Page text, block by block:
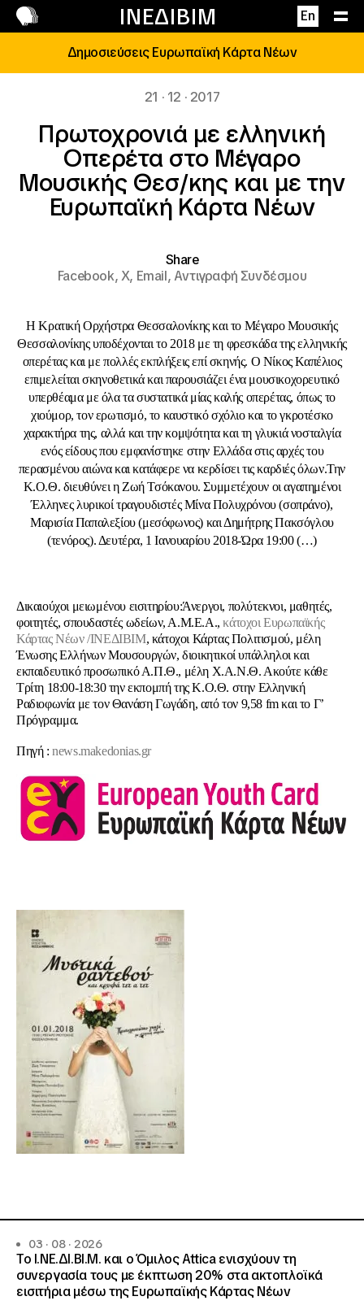
ΙΝΕΔΙΒΙΜ En
Επικοινωνία
Δημοσιεύσεις Ευρωπαϊκή Κάρτα Νέων
21 · 12 · 2017
Πρωτοχρονιά με ελληνική
Οπερέτα στο Μέγαρο
Μουσικής Θεσ/κης και με την
Ευρωπαϊκή Κάρτα Νέων
Share
Facebook,X, Email,Αντιγραφή Συνδέσμου
Η Κρατική Ορχήστρα Θεσσαλονίκης και το Μέγαρο Μουσικής
Θεσσαλονίκηςυποδέχονται το 2018 με τη φρεσκάδα της ελληνικής
οπερέτας και με πολλές εκπλήξεις επί σκηνής. Ο Νίκος Καπέλιος
επιμελείται σκηνοθετικά και παρουσιάζει ένα μουσικοχορευτικό
υπερθέαμα με όλα τα συστατικά μίας καλής οπερέτας, όπως το
χιούμορ, τον ερωτισμό, το καυστικό σχόλιο και το γκροτέσκο
χαρακτήρα της, αλλά και την κομψότητα και τη γλυκιά νοσταλγία
ενός είδους που εμφανίστηκε στην Ελλάδα στις αρχές του
περασμένου αιώνα και κατάφερε να κερδίσει τις καρδιές όλων.Την
Κ.Ο.Θ. διευθύνει η Ζωή Τσόκανου. Συμμετέχουν οι αγαπημένοι
Έλληνες λυρικοί τραγουδιστές Μίνα Πολυχρόνου (σοπράνο),
Μαρισία Παπαλεξίου (μεσόφωνος) και Δημήτρης Πακσόγλου
(τενόρος). Δευτέρα, 1 Ιανουαρίου 2018-Ώρα 19:00 (…)
Δικαιούχοι μειωμένου εισιτηρίου:Άνεργοι, πολύτεκνοι, μαθητές,
φοιτητές, σπουδαστές ωδείων, Α.Μ.Ε.Α.,κάτοχοι Ευρωπαϊκής
Κάρτας Νέων /ΙΝΕΔΙΒΙΜ, κάτοχοι Κάρτας Πολιτισμού, μέλη
Ένωσης Ελλήνων Μουσουργών, διοικητικοί υπάλληλοι και
εκπαιδευτικό προσωπικό Α.Π.Θ., μέλη Χ.Α.Ν.Θ. Ακούτε κάθε
Τρίτη 18:00-18:30 την εκπομπή της Κ.Ο.Θ. στην Ελληνική
Ραδιοφωνία με τον Θανάση Γωγάδη, από τον 9,58 fm και το Γ’
Πρόγραμμα.
Πηγή :news.makedonias.gr
03 · 08 · 2026
Το Ι.ΝΕ.ΔΙ.ΒΙ.Μ. και o Όμιλος Attica ενισχύουν τη
συνεργασία τους με έκπτωση 20% στα ακτοπλοϊκά
εισιτήρια μέσω της Ευρωπαϊκής Κάρτας Νέων